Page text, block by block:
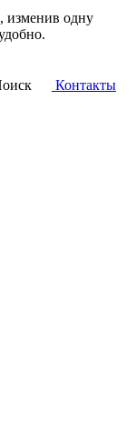
изменив одну
Контакты